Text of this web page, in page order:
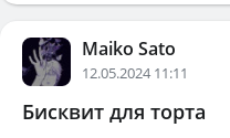
Maiko Sato
12.05.2024 11:11
Бисквит для торта